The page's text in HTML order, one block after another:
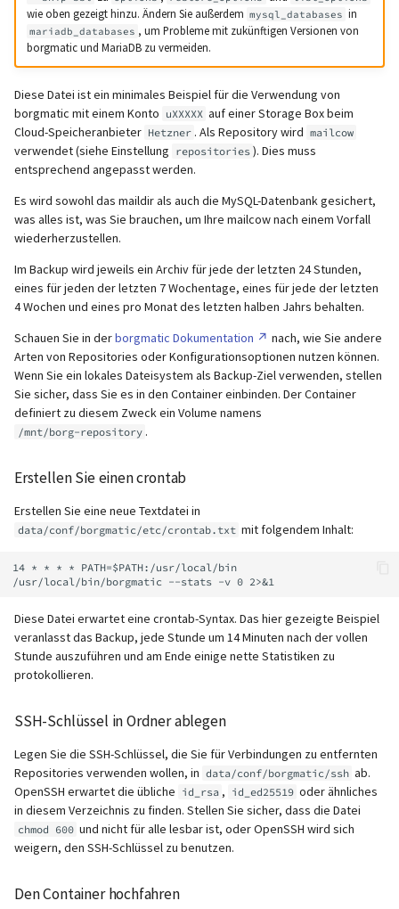
wie oben gezeigt hinzu. Ändern Sie außerdem mysql_databases in
mariadb_databases , um Probleme mit zukünftigen Versionen von
borgmatic und MariaDB zu vermeiden.
Diese Datei ist ein minimales Beispiel für die Verwendung von
borgmatic mit einem Konto uXXXXX auf einer Storage Box beim
Cloud-Speicheranbieter Hetzner . Als Repository wird mailcow
verwendet (siehe Einstellung repositories ). Dies muss
entsprechend angepasst werden.
Es wird sowohl das maildir als auch die MySQL-Datenbank gesichert,
was alles ist, was Sie brauchen, um Ihre mailcow nach einem Vorfall
wiederherzustellen.
Im Backup wird jeweils ein Archiv für jede der letzten 24 Stunden,
eines für jeden der letzten 7 Wochentage, eines für jede der letzten
4 Wochen und eines pro Monat des letzten halben Jahrs behalten.
Schauen Sie in derborgmatic Dokumentation
nach, wie Sie andere
Arten von Repositories oder Konfigurationsoptionen nutzen können.
Wenn Sie ein lokales Dateisystem als Backup-Ziel verwenden, stellen
Sie sicher, dass Sie es in den Container einbinden. Der Container
definiert zu diesem Zweck ein Volume namens
/mnt/borg-repository .
Erstellen Sie einen crontab
Erstellen Sie eine neue Textdatei in
data/conf/borgmatic/etc/crontab.txt mit folgendem Inhalt:
14 * * * * PATH=$PATH:/usr/local/bin
Diese Datei erwartet eine crontab-Syntax. Das hier gezeigte Beispiel
veranlasst das Backup, jede Stunde um 14 Minuten nach der vollen
Stunde auszuführen und am Ende einige nette Statistiken zu
protokollieren.
SSH-Schlüssel in Ordner ablegen
Legen Sie die SSH-Schlüssel, die Sie für Verbindungen zu entfernten
Repositories verwenden wollen, in data/conf/borgmatic/ssh ab.
OpenSSH erwartet die übliche id_rsa , id_ed25519 oder ähnliches
in diesem Verzeichnis zu finden. Stellen Sie sicher, dass die Datei
chmod 600 und nicht für alle lesbar ist, oder OpenSSH wird sich
weigern, den SSH-Schlüssel zu benutzen.
Den Container hochfahren